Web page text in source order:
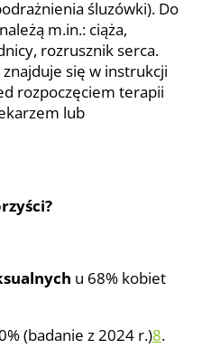
śluzówki). Do
m.in.: ciąża,
rozrusznik serca.
znajduje się w instrukcji
rozpoczęciem terapii
lub
u 68% kobiet
(badanie z 2024 r.)8.